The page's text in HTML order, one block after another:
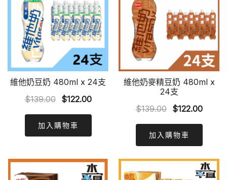
維他奶豆奶 480ml x 24支
$139.00
Original
was:
$139.00.
$122.00Current
$122.00.
加入購物車
維他奶麥精豆奶 480ml x
24支
$139.00
Original
was:
$139.00.
$122.00
加入購物車